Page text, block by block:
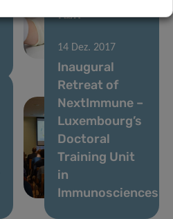
two
reviews
14 Dez. 2017
Inaugural
Retreat of
NextImmune –
Luxembourg’s
Doctoral
Training Unit
in
Immunosciences